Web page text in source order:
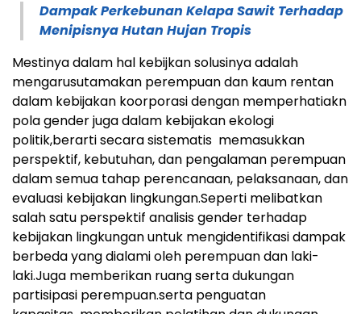
Dampak Perkebunan Kelapa Sawit Terhadap
Menipisnya Hutan Hujan Tropis
Mestinya dalam hal kebijkan solusinya adalah
mengarusutamakan perempuan dan kaum rentan
dalam kebijakan koorporasi dengan memperhatiakn
pola gender juga dalam kebijakan ekologi
politik,berarti secara sistematis memasukkan
perspektif, kebutuhan, dan pengalaman perempuan
dalam semua tahap perencanaan, pelaksanaan, dan
evaluasi kebijakan lingkungan.Seperti melibatkan
salah satu perspektif analisis gender terhadap
kebijakan lingkungan untuk mengidentifikasi dampak
berbeda yang dialami oleh perempuan dan laki-
laki.Juga memberikan ruang serta dukungan
partisipasi perempuan.serta penguatan